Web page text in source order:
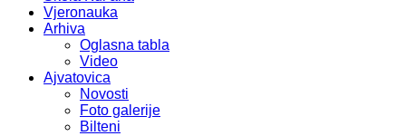
Vjeronauka
Arhiva
Oglasna tabla
Video
Ajvatovica
Novosti
Foto galerije
Bilteni